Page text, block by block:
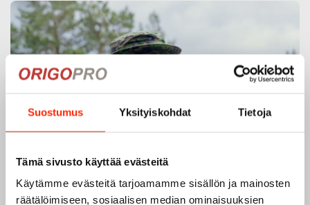
Suostumus Yksityiskohdat Tietoja
Tämä sivusto käyttää evästeitä
Käytämme evästeitä tarjoamamme sisällön ja mainosten
räätälöimiseen, sosiaalisen median ominaisuuksien